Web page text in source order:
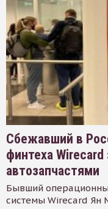
Сбежавший в
финтеха
автозапчастями
Бывший
системы Wirecard Ян